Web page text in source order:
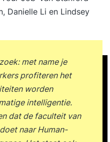
Danielle Li en Lindsey
met name je
profiteren het
worden
intelligentie.
dat de faculteit van
naar Human-